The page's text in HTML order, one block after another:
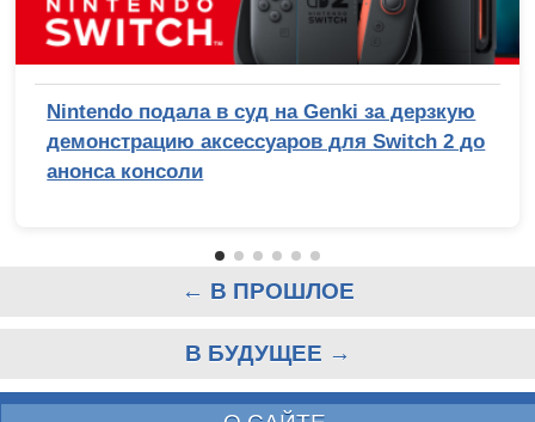
Nintendo подала в суд на Genki за дерзкую
демонстрацию аксессуаров для Switch 2 до
анонса консоли
← В ПРОШЛОЕ
В БУДУЩЕЕ →